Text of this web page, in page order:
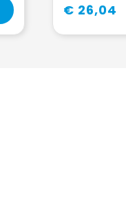
€ 26,04